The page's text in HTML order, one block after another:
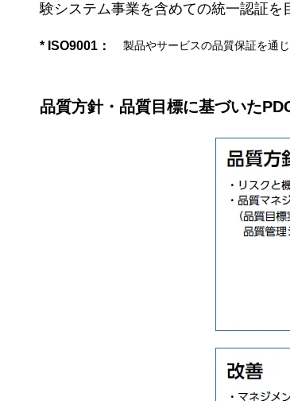
験システム事業を含めての統一認証を
* ISO9001： 製品やサービスの品質保証を通
品質方針・品質目標に基づいた